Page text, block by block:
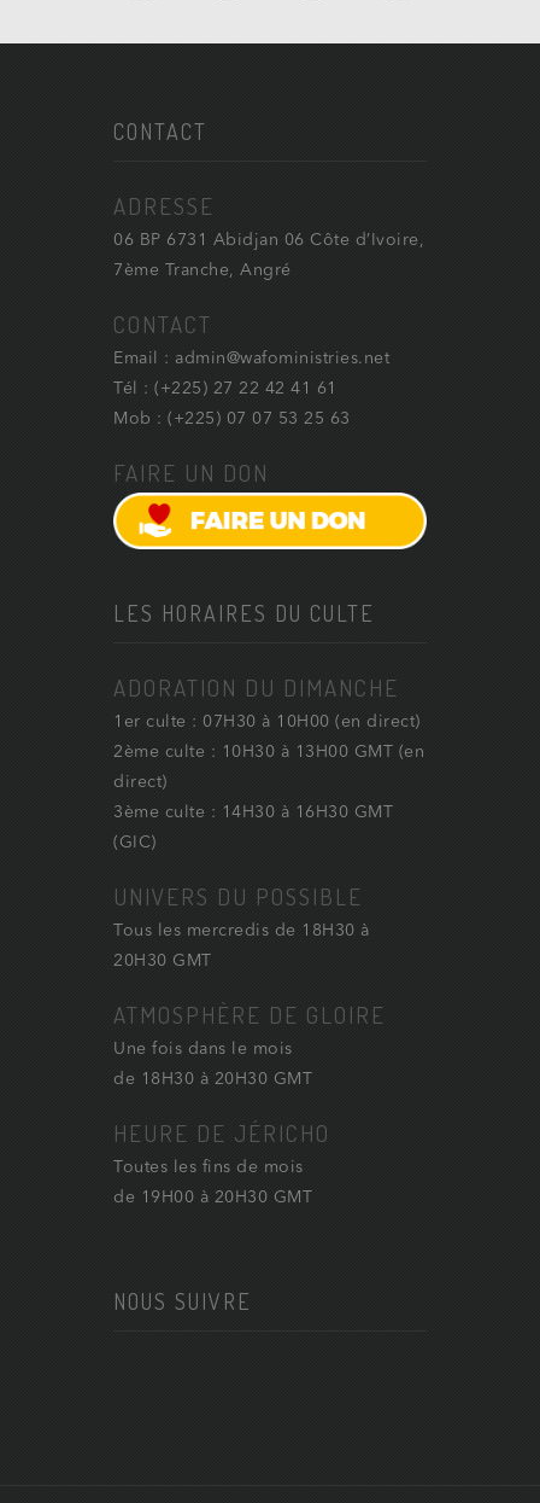
CONTACT
ADRESSE
06 BP 6731 Abidjan 06 Côte d’Ivoire,
7ème Tranche, Angré
CONTACT
Email : admin@wafoministries.net
Tél : (+225) 27 22 42 41 61
Mob : (+225) 07 07 53 25 63
FAIRE UN DON
LES HORAIRES DU CULTE
ADORATION DU DIMANCHE
1er culte : 07H30 à 10H00 (en direct)
2ème culte : 10H30 à 13H00 GMT (en
direct)
3ème culte : 14H30 à 16H30 GMT
(GIC)
UNIVERS DU POSSIBLE
Tous les mercredis de 18H30 à
20H30 GMT
ATMOSPHÈRE DE GLOIRE
Une fois dans le mois
de 18H30 à 20H30 GMT
HEURE DE JÉRICHO
Toutes les fins de mois
de 19H00 à 20H30 GMT
NOUS SUIVRE